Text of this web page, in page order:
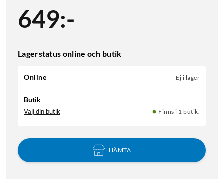
649:-
Lagerstatus online och butik
Online Ej i lager
Butik
Välj din butik Finns i 1 butik.
HÄMTA